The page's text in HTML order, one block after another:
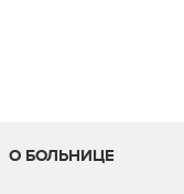
О БОЛЬНИЦЕ